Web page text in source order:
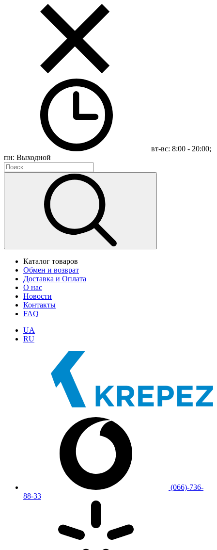
вт-вс: 8:00 - 20:00;
пн: Выходной
Каталог товаров
Обмен и возврат
Доставка и Оплата
О нас
Новости
Контакты
FAQ
UA
RU
(066)-736-
88-33